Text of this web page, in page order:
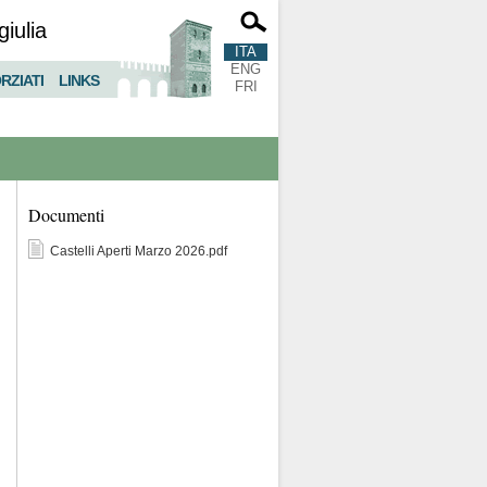
LINKS
ITA
ENG
FRI
Documenti
Castelli Aperti Marzo 2026.pdf